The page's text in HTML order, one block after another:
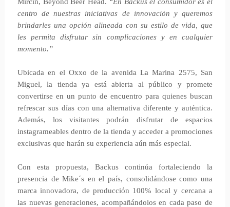
centro de nuestras iniciativas de innovación y queremos
brindarles una opción alineada con su estilo de vida, que
les permita disfrutar sin complicaciones y en cualquier
momento.”
Ubicada en el Oxxo de la avenida La Marina 2575, San
Miguel, la tienda ya está abierta al público y promete
convertirse en un punto de encuentro para quienes buscan
refrescar sus días con una alternativa diferente y auténtica.
Además, los visitantes podrán disfrutar de espacios
instagrameables dentro de la tienda y acceder a promociones
exclusivas que harán su experiencia aún más especial.
Con esta propuesta, Backus continúa fortaleciendo la
presencia de Mike´s en el país, consolidándose como una
marca innovadora, de producción 100% local y cercana a
las nuevas generaciones, acompañándolos en cada paso de